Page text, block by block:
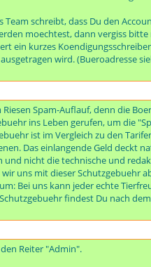
Team schreibt, dass Du den
moechtest, dann vergiss bitte
ein kurzes
wird. (Bueroadresse
Spam-Auflauf, denn die
ins Leben gerufen, um die
ist im Vergleich zu den
Das einlangende Geld deckt
und nicht die technische und
uns mit dieser Schutzgebuehr
Bei uns kann jeder echte
findest Du nach
Reiter "Admin".